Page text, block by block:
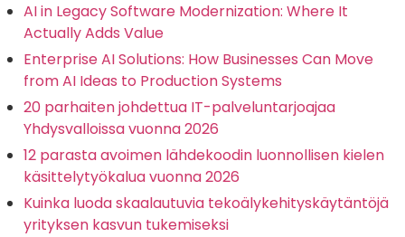
AI in Legacy Software Modernization: Where It
Actually Adds Value
Enterprise AI Solutions: How Businesses Can Move
from AI Ideas to Production Systems
20 parhaiten johdettua IT-palveluntarjoajaa
Yhdysvalloissa vuonna 2026
12 parasta avoimen lähdekoodin luonnollisen kielen
käsittelytyökalua vuonna 2026
Kuinka luoda skaalautuvia tekoälykehityskäytäntöjä
yrityksen kasvun tukemiseksi